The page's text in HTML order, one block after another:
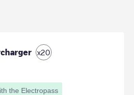
x20
the Electropass